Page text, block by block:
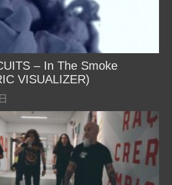
– In The Smoke
VISUALIZER)